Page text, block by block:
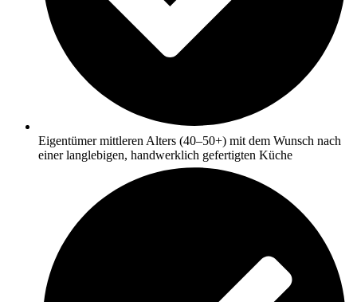
Eigentümer mittleren Alters (40–50+) mit dem Wunsch nach
einer langlebigen, handwerklich gefertigten Küche